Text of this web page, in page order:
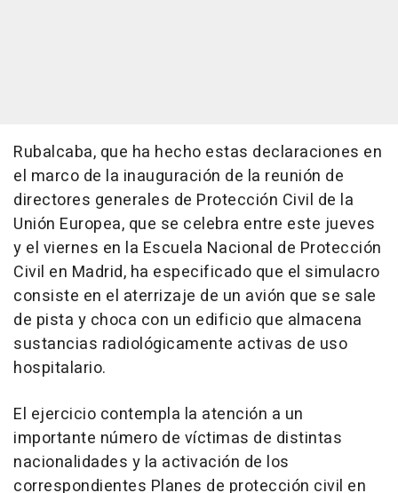
Rubalcaba, que ha hecho estas declaraciones en
el marco de la inauguración de la reunión de
directores generales de Protección Civil de la
Unión Europea, que se celebra entre este jueves
y el viernes en la Escuela Nacional de Protección
Civil en Madrid, ha especificado que el simulacro
consiste en el aterrizaje de un avión que se sale
de pista y choca con un edificio que almacena
sustancias radiológicamente activas de uso
hospitalario.
El ejercicio contempla la atención a un
importante número de víctimas de distintas
nacionalidades y la activación de los
correspondientes Planes de protección civil en